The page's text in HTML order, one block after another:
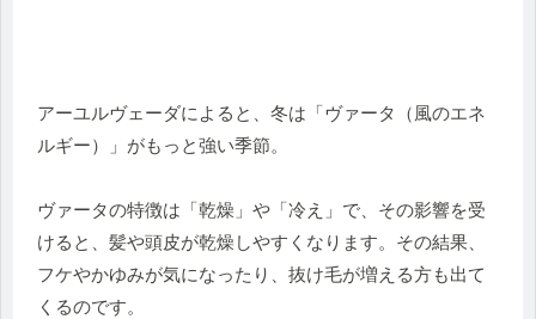
アーユルヴェーダによると、冬は「ヴァータ（風のエネ
ルギー）」 がもっと強い季節。
ヴァータの特徴は「乾燥」や「冷え」で、その影響を受
けると、 髪や頭皮が乾燥しやすくなります。その結果、
フケやかゆみが気になったり、 抜け毛が増える方も出て
くるのです。